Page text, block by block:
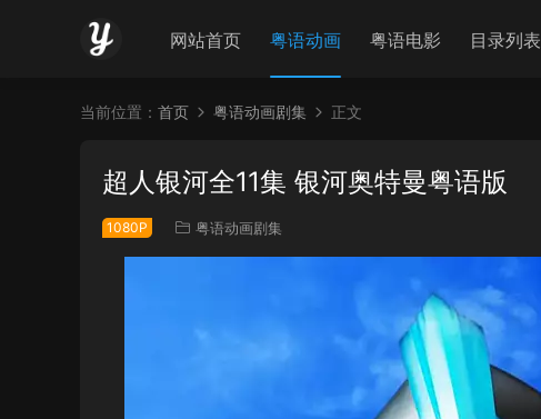
网站首页 粤语动画 粤语电影 目录列表
当前位置： 首页 粤语动画剧集 正文
超人银河全11集 银河奥特曼粤语版
1080P 粤语动画剧集